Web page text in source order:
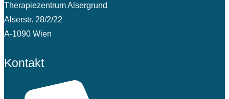
Therapiezentrum Alsergrund
Alserstr. 28/2/22
A-1090 Wien
Kontakt